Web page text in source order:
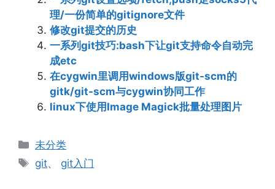
理/一份简单的gitignore文件
修改git提交的历史
一系列git技巧:bash下让git支持命令自动完
成etc
在cygwin里调用windows版git-scm的
gitk/git-scm与cygwin协同工作
linux下使用Image Magick批量处理图片
分
类
未分类
标
git、 git入门